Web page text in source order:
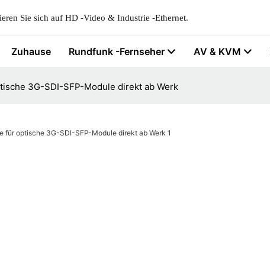
Sie sich auf HD -Video & Industrie -Ethernet.
Zuhause Rundfunk -Fernseher AV & KVM
3G-SDI-SFP-Module direkt ab Werk